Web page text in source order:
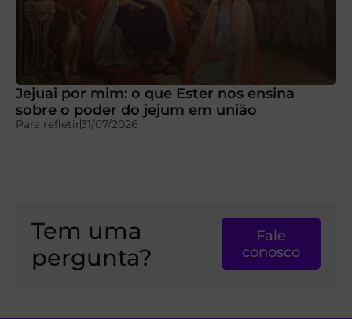
Jejuai por mim: o que Ester nos ensina
sobre o poder do jejum em união
Para refletir31/07/2026
Tem uma
pergunta?
Fale
conosco